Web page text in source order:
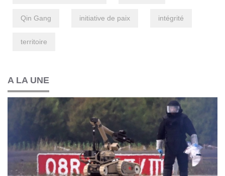
Qin Gang initiative de paix intégrité
territoire
A LA UNE